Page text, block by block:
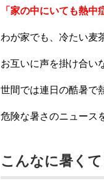
「家の中にいても熱中
わが家でも、冷たい麦
お互いに声を掛け合い
世間では連日の酷暑で
危険な暑さのニュース
こんなに暑くて